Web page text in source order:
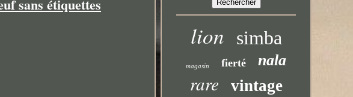
sans étiquettes
lion simba
magasin fierté nala
rare vintage